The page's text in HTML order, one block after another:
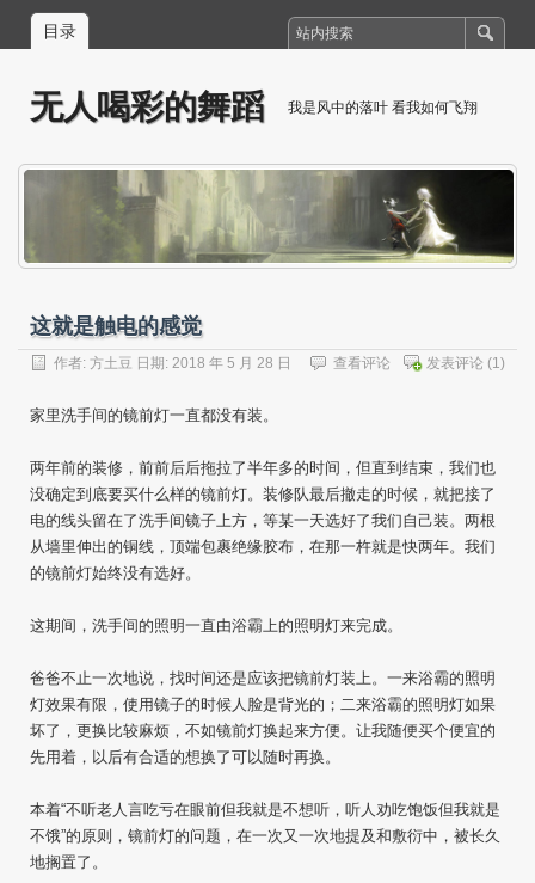
目录
无人喝彩的舞蹈 我是风中的落叶 看我如何飞翔
这就是触电的感觉
作者: 方土豆 日期: 2018 年 5 月 28 日 发表评论 (1)
查看评论
家里洗手间的镜前灯一直都没有装。
两年前的装修，前前后后拖拉了半年多的时间，但直到结束，我们也
没确定到底要买什么样的镜前灯。装修队最后撤走的时候，就把接了
电的线头留在了洗手间镜子上方，等某一天选好了我们自己装。两根
从墙里伸出的铜线，顶端包裹绝缘胶布，在那一杵就是快两年。我们
的镜前灯始终没有选好。
这期间，洗手间的照明一直由浴霸上的照明灯来完成。
爸爸不止一次地说，找时间还是应该把镜前灯装上。一来浴霸的照明
灯效果有限，使用镜子的时候人脸是背光的；二来浴霸的照明灯如果
坏了，更换比较麻烦，不如镜前灯换起来方便。让我随便买个便宜的
先用着，以后有合适的想换了可以随时再换。
本着“不听老人言吃亏在眼前但我就是不想听，听人劝吃饱饭但我就是
不饿”的原则，镜前灯的问题，在一次又一次地提及和敷衍中，被长久
地搁置了。